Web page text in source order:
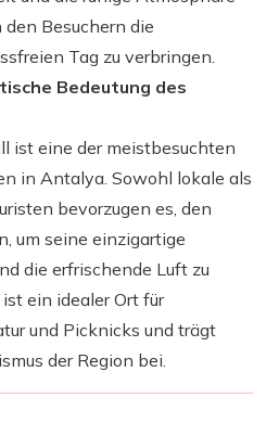
Besuchern die
Tag zu verbringen.
Bedeutung des
ist eine der meistbesuchten
in Antalya. Sowohl lokale als
bevorzugen es, den
um seine einzigartige
die erfrischende Luft zu
ein idealer Ort für
und Picknicks und trägt
der Region bei.